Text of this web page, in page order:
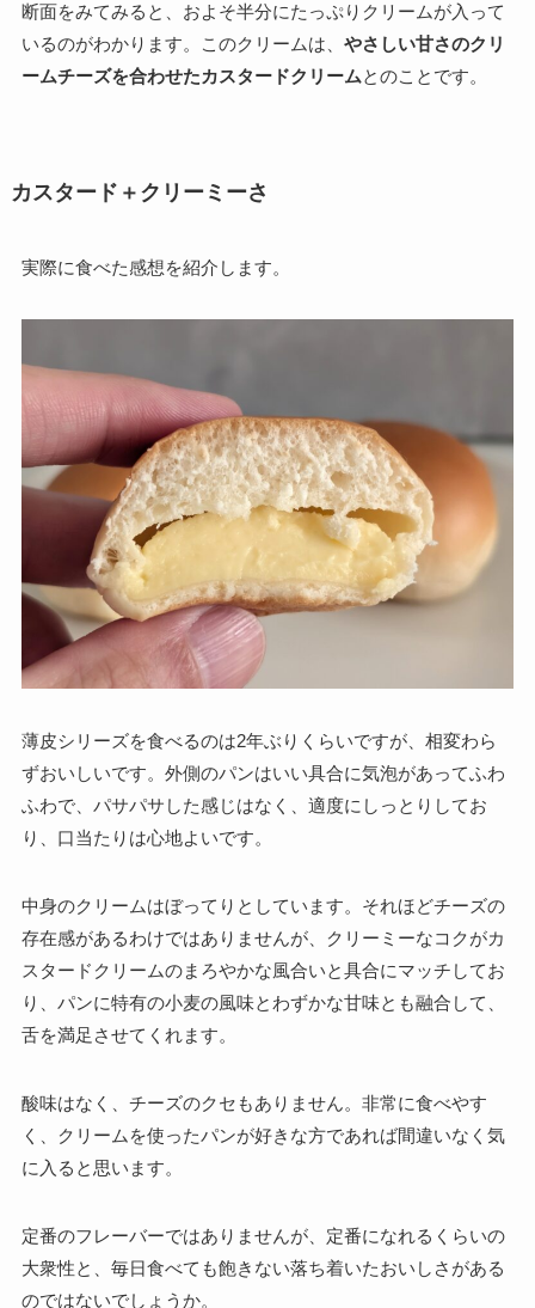
断面をみてみると、およそ半分にたっぷりクリームが入って
いるのがわかります。このクリームは、 やさしい甘さのクリ
ームチーズを合わせたカスタードクリームとのことです。
カスタード＋クリーミーさ
実際に食べた感想を紹介します。
薄皮シリーズを食べるのは2年ぶりくらいですが、相変わら
ずおいしいです。外側のパンはいい具合に気泡があってふわ
ふわで、パサパサした感じはなく、適度にしっとりしてお
り、口当たりは心地よいです。
中身のクリームはぼってりとしています。それほどチーズの
存在感があるわけではありませんが、クリーミーなコクがカ
スタードクリームのまろやかな風合いと具合にマッチしてお
り、パンに特有の小麦の風味とわずかな甘味とも融合して、
舌を満足させてくれます。
酸味はなく、チーズのクセもありません。非常に食べやす
く、クリームを使ったパンが好きな方であれば間違いなく気
に入ると思います。
定番のフレーバーではありませんが、定番になれるくらいの
大衆性と、毎日食べても飽きない落ち着いたおいしさがある
のではないでしょうか。